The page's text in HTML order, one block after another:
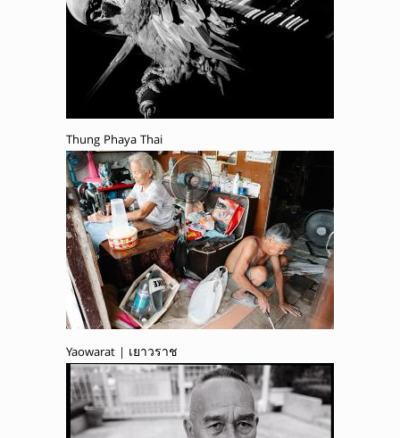
Thung Phaya Thai
Yaowarat | เยาวราช